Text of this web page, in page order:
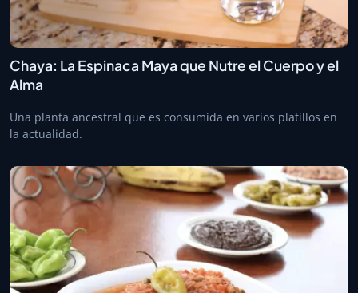
Chaya: La Espinaca Maya que Nutre el Cuerpo y el
Alma
Una planta ancestral que es consumida en varios platillos en
la actualidad.